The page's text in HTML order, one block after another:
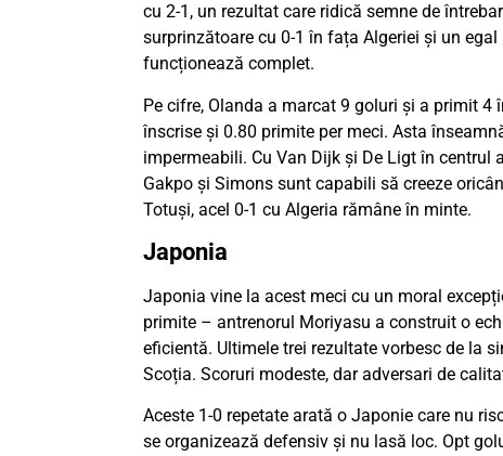
cu 2-1, un rezultat care ridică semne de
surprinzătoare cu 0-1 în fața Algeriei și un
funcționează complet.
Pe cifre, Olanda a marcat 9 goluri și a primit
înscrise și 0.80 primite per meci. Asta
impermeabili. Cu Van Dijk și De Ligt în
Gakpo și Simons sunt capabili să creeze
Totuși, acel 0-1 cu Algeria rămâne în minte.
Japonia
Japonia vine la acest meci cu un moral
primite – antrenorul Moriyasu a construit o
eficientă. Ultimele trei rezultate vorbesc de la
Scoția. Scoruri modeste, dar adversari de
Aceste 1-0 repetate arată o Japonie care nu
se organizează defensiv și nu lasă loc. Opt